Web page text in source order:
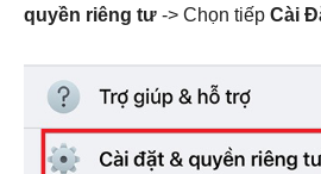
quyền riêng tư -> Chọn tiếp Cài